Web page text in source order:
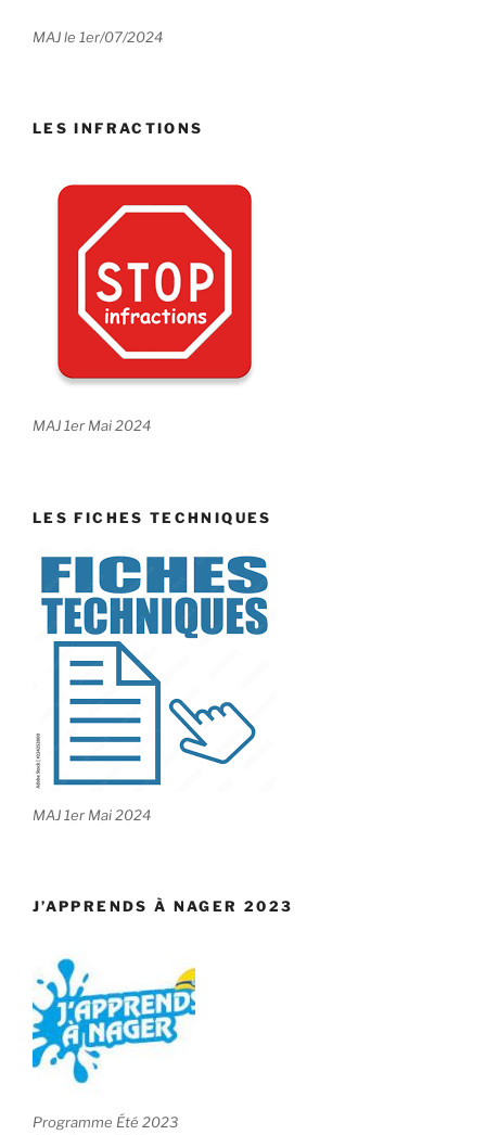
MAJ le 1er/07/2024
LES INFRACTIONS
MAJ 1er Mai 2024
LES FICHES TECHNIQUES
MAJ 1er Mai 2024
J’APPRENDS À NAGER 2023
Programme Été 2023